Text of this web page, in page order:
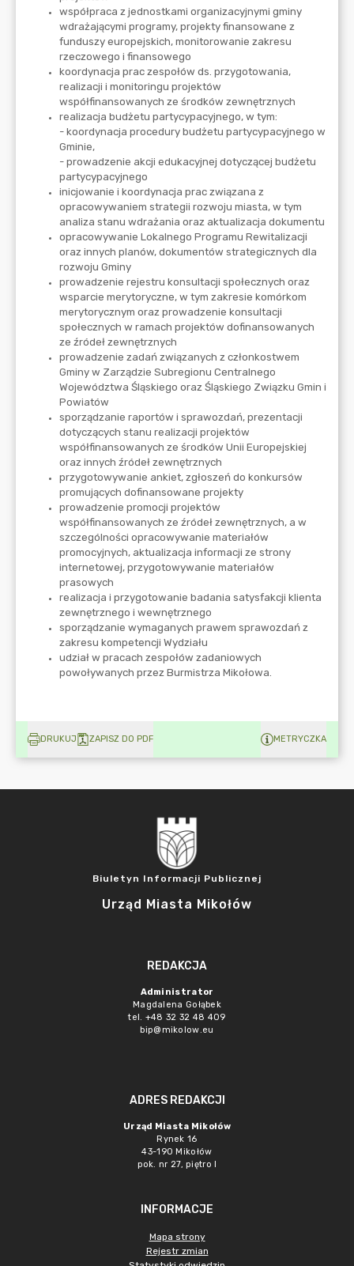
DRUKUJ ZAPISZ DO PDF METRYCZKA
Biuletyn Informacji Publicznej
Urząd Miasta Mikołów
REDAKCJA
Administrator
Magdalena Gołąbek
tel. +48 32 32 48 409
bip@mikolow.eu
ADRES REDAKCJI
Urząd Miasta Mikołów
Rynek 16
43-190 Mikołów
pok. nr 27, piętro I
INFORMACJE
Mapa strony
Rejestr zmian